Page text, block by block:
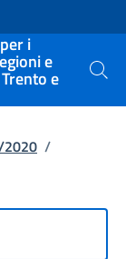
i
e
e Cerca
2020 /